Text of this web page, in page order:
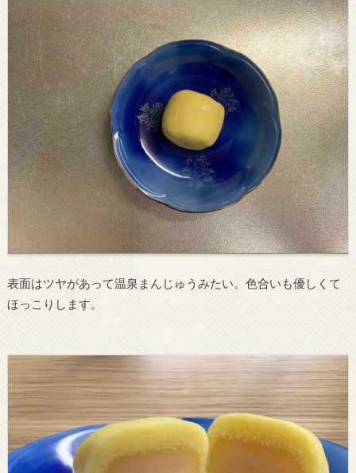
表面はツヤがあって温泉まんじゅうみたい。色合いも優しくて
ほっこりします。